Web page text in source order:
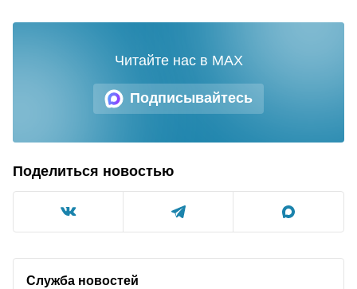
Подписывайтесь
Читайте нас в MAX
Поделиться новостью
Служба новостей